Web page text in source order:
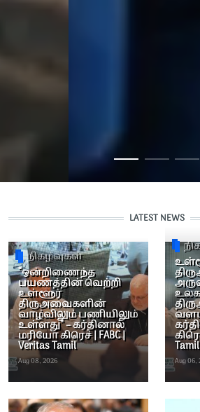
LATEST NEWS
நிகழ்வுகள்
“ஒன்றிணைந்த
பயணத்தின் வெற்றி
உள்ளூர்
திருஅவைகளின்
வாழ்விலும் பணியிலும்
உள்ளது” – கர்தினால்
மரியோ கிரெச் | FABC |
Veritas Tamil
Aug 08, 2026
Tamil
Aug 06,